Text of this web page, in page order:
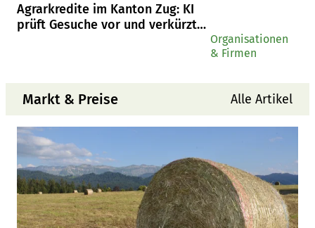
Agrarkredite im Kanton Zug: KI
prüft Gesuche vor und verkürzt
Organisationen
& Firmen
Markt & Preise Alle Artikel